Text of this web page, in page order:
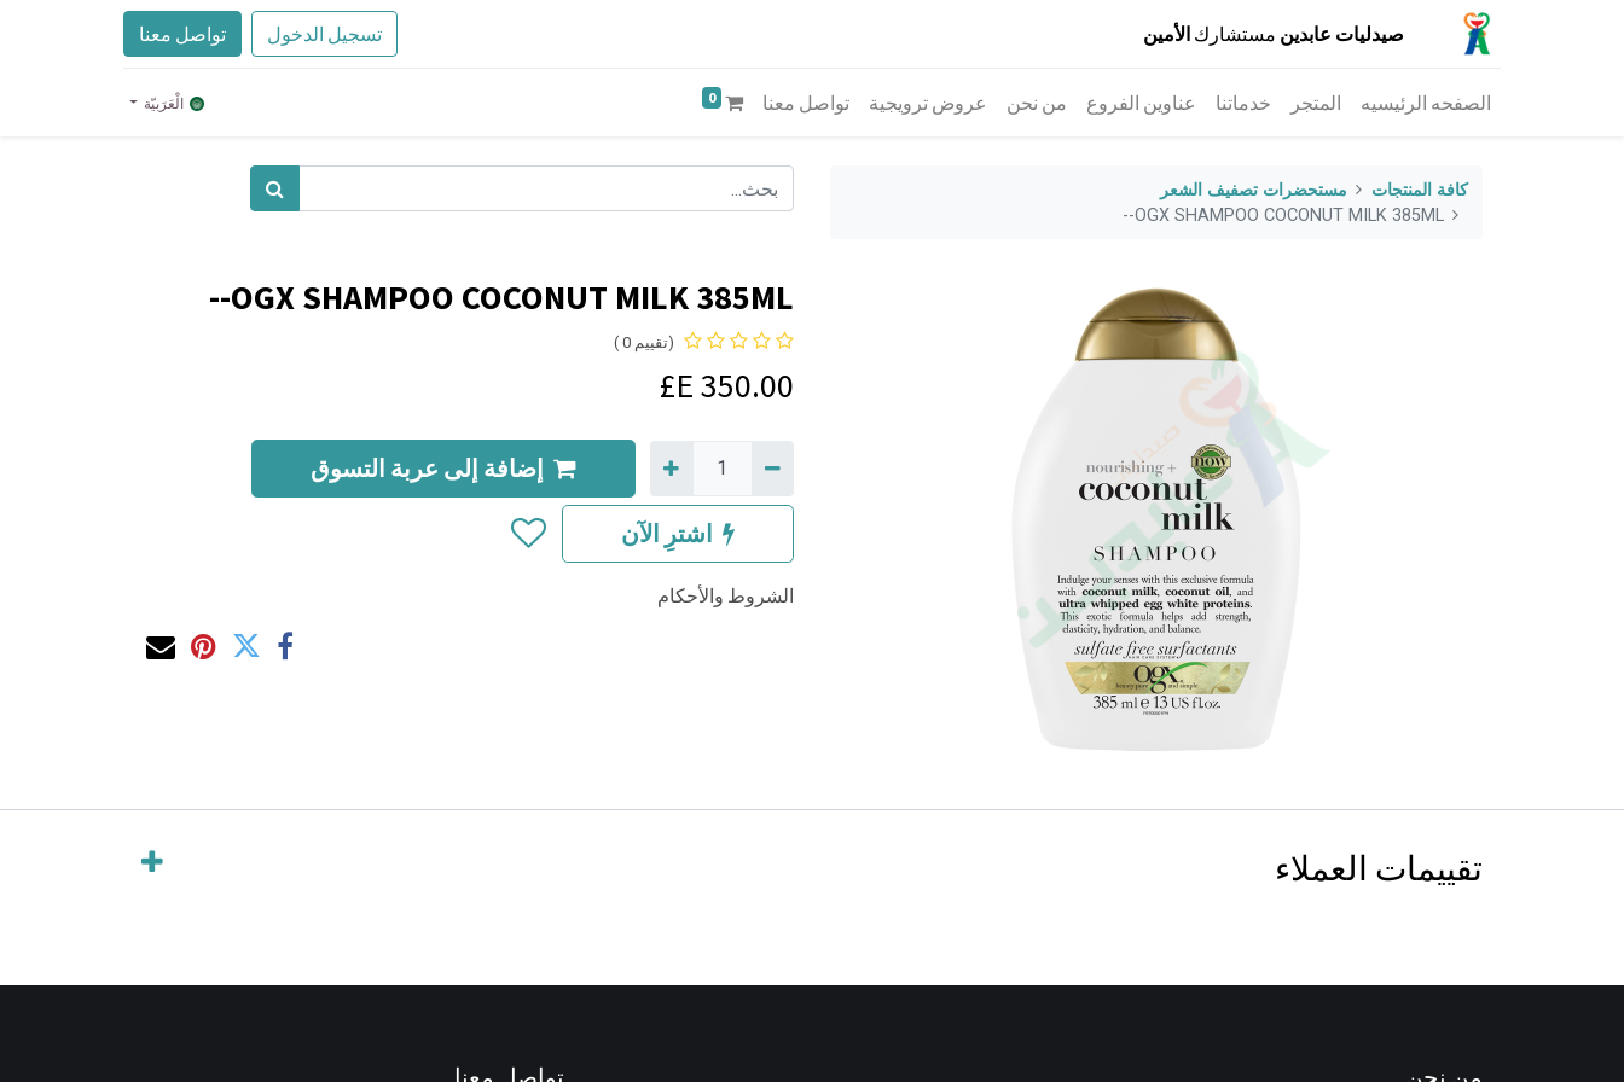
صيدليات عابدين مستشارك الأمين تسجيل الدخول تواصل معنا
الصفحه الرئيسيه المتجر خدماتنا عناوين الفروع من نحن عروض ترويجية تواصل معنا 0 الْعَرَبيّة
كافة المنتجات
مستحضرات تصفيف الشعر
OGX SHAMPOO COCONUT MILK 385ML--
OGX SHAMPOO COCONUT MILK 385ML--
(تقييم 0 )
350.00
إضافة إلى عربة التسوق
اشترِ الآن
الشروط والأحكام
تقييمات العملاء